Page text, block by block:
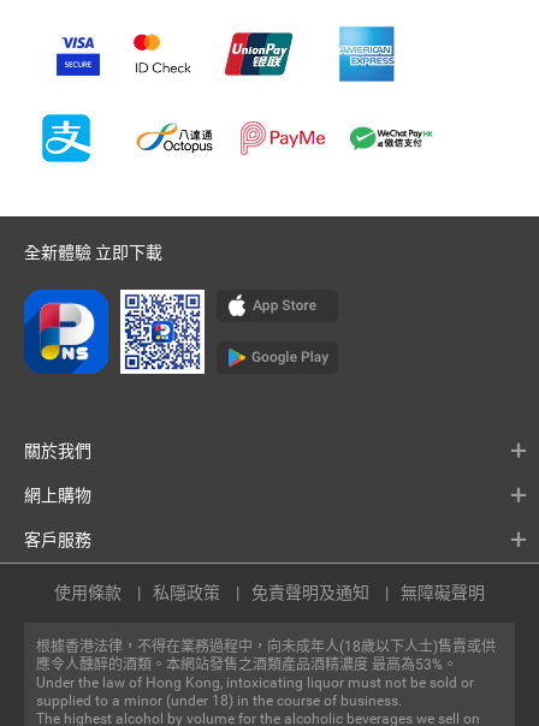
全新體驗 立即下載
關於我們
網上購物
客戶服務
根據香港法律，不得在業務過程中，向未成年人(18歲以下人士)售賣或供
應令人醺醉的酒類。本網站發售之酒類產品酒精濃度 最高為53%。
Under the law of Hong Kong, intoxicating liquor must not be sold or
supplied to a minor (under 18) in the course of business.
The highest alcohol by volume for the alcoholic beverages we sell on
使用條款 私隱政策 免責聲明及通知 無障礙聲明